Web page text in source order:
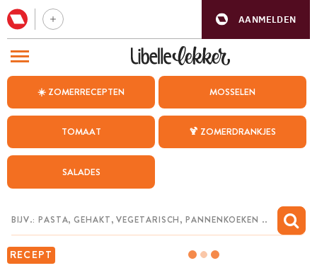
AANMELDEN
☀️ ZOMERRECEPTEN MOSSELEN
TOMAAT 🍹 ZOMERDRANKJES
SALADES
RECEPT
BEZOEK ONZE ANDERE WEBSITES
WEEKMENU
CHAT MET MAIA
MIJN BEWAARDE RECEPTEN